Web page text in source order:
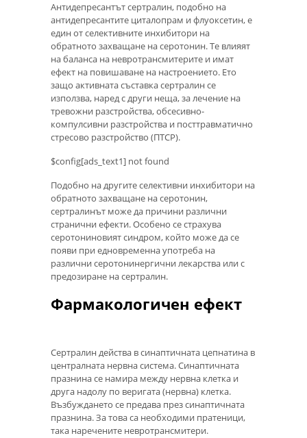
Антидепресантът сертралин, подобно на
антидепресантите циталопрам и флуоксетин, е
един от селективните инхибитори на
обратното захващане на серотонин. Те влияят
на баланса на невротрансмитерите и имат
ефект на повишаване на настроението. Ето
защо активната съставка сертралин се
използва, наред с други неща, за лечение на
тревожни разстройства, обсесивно-
компулсивни разстройства и посттравматично
стресово разстройство (ПТСР).
$config[ads_text1] not found
Подобно на другите селективни инхибитори на
обратното захващане на серотонин,
сертралинът може да причини различни
странични ефекти. Особено се страхува
серотониновият синдром, който може да се
появи при едновременна употреба на
различни серотонинергични лекарства или с
предозиране на сертралин.
Фармакологичен ефект
Сертралин действа в синаптичната цепнатина в
централната нервна система. Синаптичната
празнина се намира между нервна клетка и
друга надолу по веригата (нервна) клетка.
Възбуждането се предава през синаптичната
празнина. За това са необходими пратеници,
така наречените невротрансмитери.